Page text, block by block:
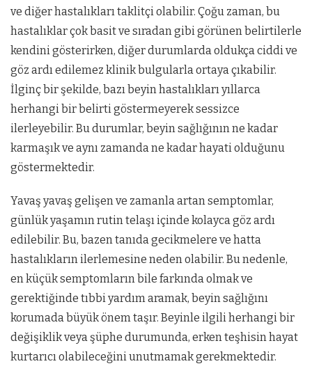
ve diğer hastalıkları taklitçi olabilir. Çoğu zaman, bu
hastalıklar çok basit ve sıradan gibi görünen belirtilerle
kendini gösterirken, diğer durumlarda oldukça ciddi ve
göz ardı edilemez klinik bulgularla ortaya çıkabilir.
İlginç bir şekilde, bazı beyin hastalıkları yıllarca
herhangi bir belirti göstermeyerek sessizce
ilerleyebilir. Bu durumlar, beyin sağlığının ne kadar
karmaşık ve aynı zamanda ne kadar hayati olduğunu
göstermektedir.
Yavaş yavaş gelişen ve zamanla artan semptomlar,
günlük yaşamın rutin telaşı içinde kolayca göz ardı
edilebilir. Bu, bazen tanıda gecikmelere ve hatta
hastalıkların ilerlemesine neden olabilir. Bu nedenle,
en küçük semptomların bile farkında olmak ve
gerektiğinde tıbbi yardım aramak, beyin sağlığını
korumada büyük önem taşır. Beyinle ilgili herhangi bir
değişiklik veya şüphe durumunda, erken teşhisin hayat
kurtarıcı olabileceğini unutmamak gerekmektedir.